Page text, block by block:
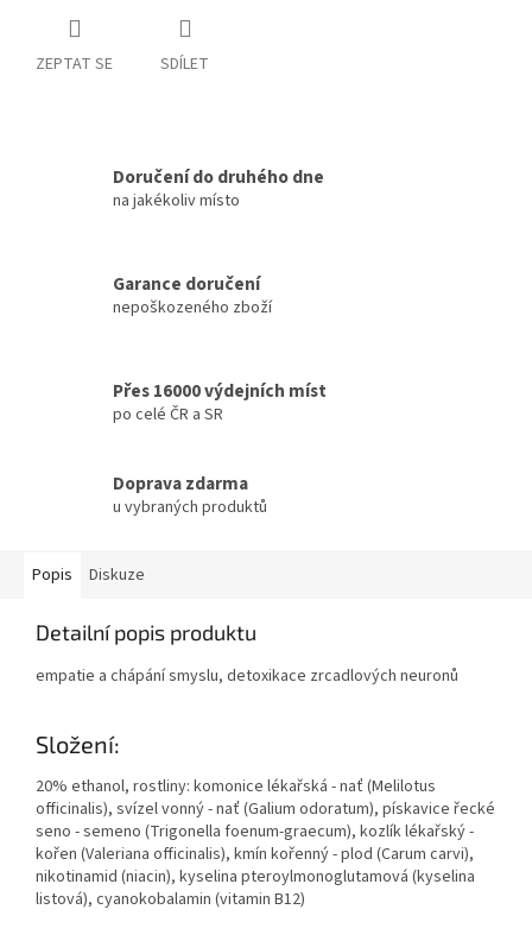
ZEPTAT SE SDÍLET
Doručení do druhého dne
na jakékoliv místo
Garance doručení
nepoškozeného zboží
Přes 16000 výdejních míst
po celé ČR a SR
Doprava zdarma
u vybraných produktů
Popis Diskuze
Detailní popis produktu
empatie a chápání smyslu, detoxikace zrcadlových neuronů
Složení:
20% ethanol, rostliny: komonice lékařská - nať (Melilotus
officinalis), svízel vonný - nať (Galium odoratum), pískavice řecké
seno - semeno (Trigonella foenum-graecum), kozlík lékařský -
kořen (Valeriana officinalis), kmín kořenný - plod (Carum carvi),
nikotinamid (niacin), kyselina pteroylmonoglutamová (kyselina
listová), cyanokobalamin (vitamin B12)